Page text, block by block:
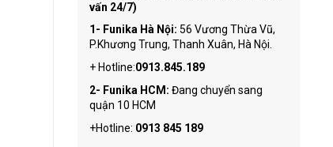
vấn 24/7)
1- Funika Hà Nội: 56 Vương Thừa Vũ,
P.Khương Trung, Thanh Xuân, Hà Nội.
+ Hotline:0913.845.189
2- Funika HCM: Đang chuyển sang
quận 10 HCM
+Hotline: 0913 845 189